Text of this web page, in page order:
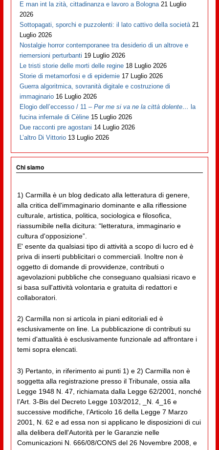
E man int la zità, cittadinanza e lavoro a Bologna 21 Luglio
2026
Sottopagati, sporchi e puzzolenti: il lato cattivo della società 21
Luglio 2026
Nostalgie horror contemporanee tra desiderio di un altrove e
riemersioni perturbanti 19 Luglio 2026
Le tristi storie delle morti delle regine 18 Luglio 2026
Storie di metamorfosi e di epidemie 17 Luglio 2026
Guerra algoritmica, sovranità digitale e costruzione di
immaginario 16 Luglio 2026
Elogio dell’eccesso / 11 –Per me si va ne la città dolente… la
fucina infernale di Cèline 15 Luglio 2026
Due racconti pre agostani 14 Luglio 2026
L’altro Di Vittorio 13 Luglio 2026
Chi siamo
1) Carmilla è un blog dedicato alla letteratura di genere,
alla critica dell'immaginario dominante e alla riflessione
culturale, artistica, politica, sociologica e filosofica,
riassumibile nella dicitura: “letteratura, immaginario e
cultura d'opposizione”.
E' esente da qualsiasi tipo di attività a scopo di lucro ed è
priva di inserti pubblicitari o commerciali. Inoltre non è
oggetto di domande di provvidenze, contributi o
agevolazioni pubbliche che conseguano qualsiasi ricavo e
si basa sull'attività volontaria e gratuita di redattori e
collaboratori.
2) Carmilla non si articola in piani editoriali ed è
esclusivamente on line. La pubblicazione di contributi su
temi d'attualità è esclusivamente funzionale ad affrontare i
temi sopra elencati.
3) Pertanto, in riferimento ai punti 1) e 2) Carmilla non è
soggetta alla registrazione presso il Tribunale, ossia alla
Legge 1948 N. 47, richiamata dalla Legge 62/2001, nonché
l’Art. 3-Bis del Decreto Legge 103/2012, _N. 4_16 e
successive modifiche, l’Articolo 16 della Legge 7 Marzo
2001, N. 62 e ad essa non si applicano le disposizioni di cui
alla delibera dell'Autorità per le Garanzie nelle
Comunicazioni N. 666/08/CONS del 26 Novembre 2008, e